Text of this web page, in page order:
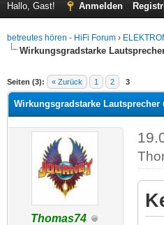
Hallo, Gast! Anmelden
betreutes hören - HiFi Forum ›
Wirkungsgradstarke
Seiten (3): « Zurück 1 2 3
Wirkungsgradstarke Lautsprecher
Thomas74